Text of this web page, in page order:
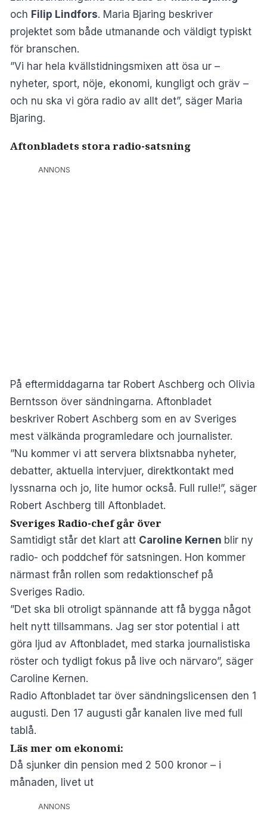
och Filip Lindfors. Maria Bjaring beskriver
projektet som både utmanande och väldigt typiskt
för branschen.
”Vi har hela kvällstidningsmixen att ösa ur –
nyheter, sport, nöje, ekonomi, kungligt och gräv –
och nu ska vi göra radio av allt det”, säger Maria
Bjaring.
Aftonbladets stora radio-satsning
ANNONS
På eftermiddagarna tar Robert Aschberg och Olivia
Berntsson över sändningarna. Aftonbladet
beskriver Robert Aschberg som en av Sveriges
mest välkända programledare och journalister.
”Nu kommer vi att servera blixtsnabba nyheter,
debatter, aktuella intervjuer, direktkontakt med
lyssnarna och jo, lite humor också. Full rulle!”, säger
Robert Aschberg till Aftonbladet.
Sveriges Radio-chef går över
Samtidigt står det klart att Caroline Kernen blir ny
radio- och poddchef för satsningen. Hon kommer
närmast från rollen som redaktionschef på
Sveriges Radio.
”Det ska bli otroligt spännande att få bygga något
helt nytt tillsammans. Jag ser stor potential i att
göra ljud av Aftonbladet, med starka journalistiska
röster och tydligt fokus på live och närvaro”, säger
Caroline Kernen.
Radio Aftonbladet tar över sändningslicensen den 1
augusti. Den 17 augusti går kanalen live med full
tablå.
Läs mer om ekonomi:
Då sjunker din pension med 2 500 kronor – i
månaden, livet ut
ANNONS